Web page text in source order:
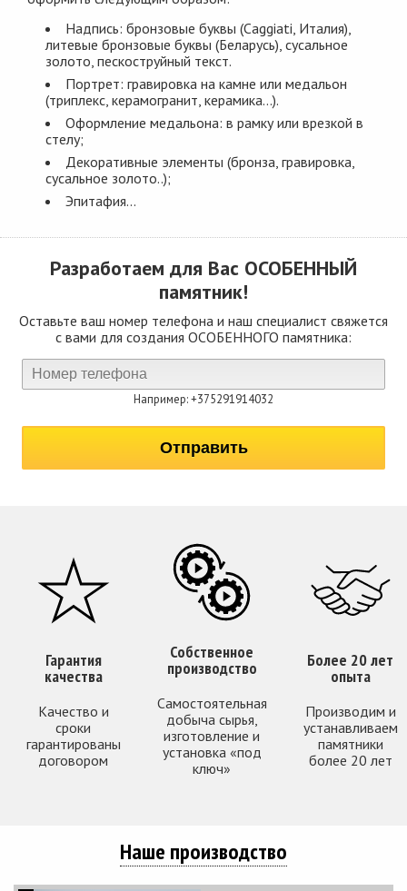
Надпись: бронзовые буквы (Сaggiati, Италия),
литевые бронзовые буквы (Беларусь), сусальное
золото, пескоструйный текст.
Портрет: гравировка на камне или медальон
(триплекс, керамогранит, керамика...).
Оформление медальона: в рамку или врезкой в
стелу;
Декоративные элементы (бронза, гравировка,
сусальное золото..);
Эпитафия...
Разработаем для Вас ОСОБЕННЫЙ
памятник!
Оставьте ваш номер телефона и наш специалист свяжется
с вами для создания ОСОБЕННОГО памятника:
Например: +375291914032
Гарантия
качества
Качество и
сроки
гарантированы
договором
Собственное
производство
Самостоятельная
добыча сырья,
изготовление и
установка «под
ключ»
Более 20 лет
опыта
Производим и
устанавливаем
памятники
более 20 лет
Наше производство